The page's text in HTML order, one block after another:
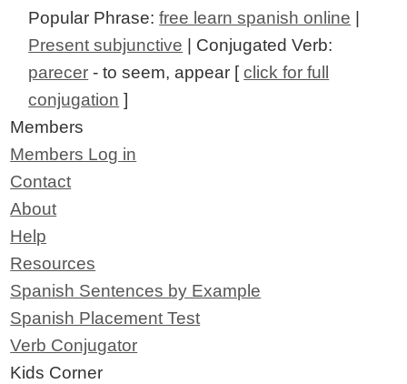
Popular Phrase:free learn spanish online
Present subjunctive | Conjugated Verb:
parecer - to seem, appear [click for full
conjugation ]
Members
Members Log in
Contact
About
Help
Resources
Spanish Sentences by Example
Spanish Placement Test
Verb Conjugator
Kids Corner